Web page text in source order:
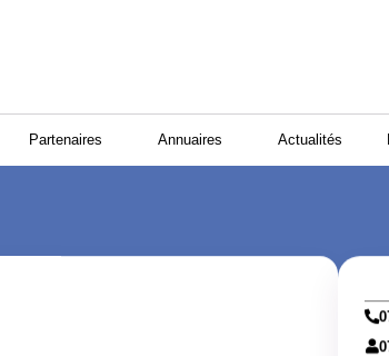
Partenaires Annuaires Actualités